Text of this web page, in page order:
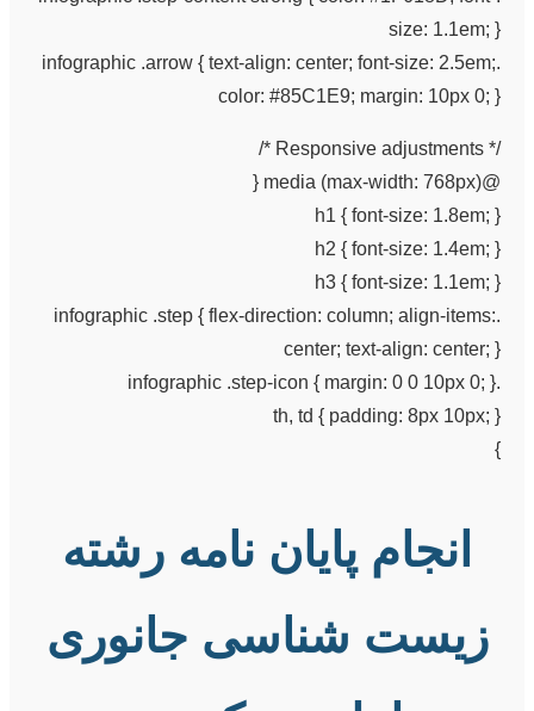
size: 1.1em; }
.infographic .arrow { text-align: center; font-size: 2.5em;
color: #85C1E9; margin: 10px 0; }
/* Responsive adjustments */
@media (max-width: 768px) {
h1 { font-size: 1.8em; }
h2 { font-size: 1.4em; }
h3 { font-size: 1.1em; }
.infographic .step { flex-direction: column; align-items:
center; text-align: center; }
.infographic .step-icon { margin: 0 0 10px 0; }
th, td { padding: 8px 10px; }
}
انجام پایان نامه رشته
زیست شناسی جانوری